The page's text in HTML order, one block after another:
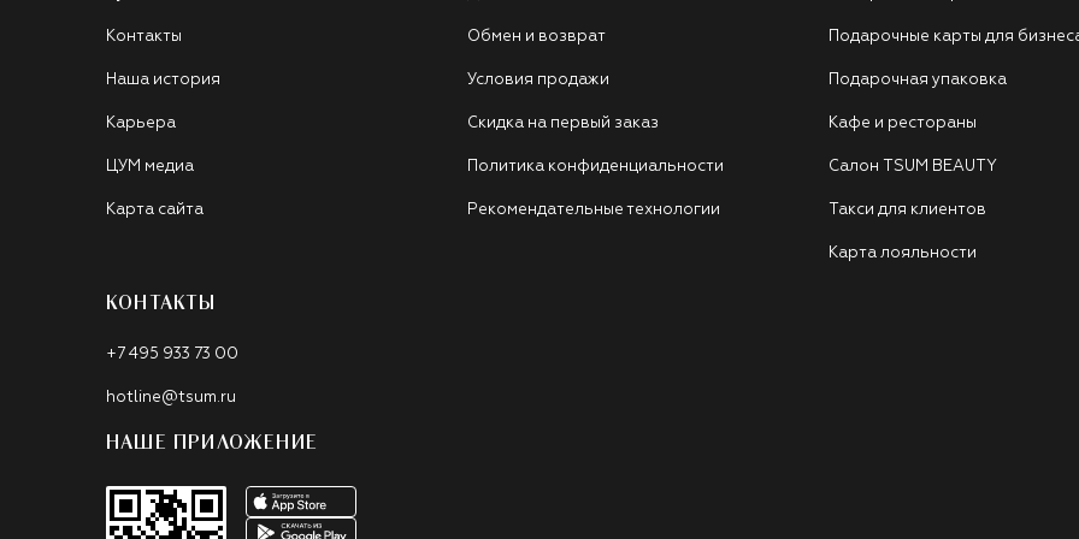
Контакты
Наша история
Карьера
ЦУМ медиа
Карта сайта
Обмен и возврат
Условия продажи
Скидка на первый заказ
Политика конфиденциальности
Рекомендательные технологии
Подарочные карты для
Подарочная упаковка
Кафе и рестораны
Салон TSUM BEAUTY
Такси для клиентов
Карта лояльности
КОНТАКТЫ
+7 495 933 73 00
hotline@tsum.ru
НАШЕ ПРИЛОЖЕНИЕ